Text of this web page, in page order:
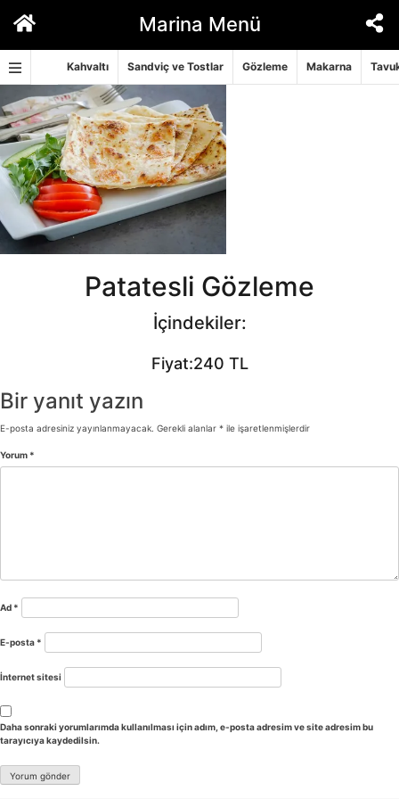
Marina Menü
Kahvaltı Sandviç ve Tostlar Gözleme Makarna
Patatesli Gözleme
İçindekiler:
Fiyat:240 TL
Bir yanıt yazın
E-posta adresiniz yayınlanmayacak. Gerekli alanlar * ile işaretlenmişlerdir
Yorum *
Ad *
E-posta *
İnternet sitesi
Daha sonraki yorumlarımda kullanılması için adım, e-posta adresim ve site adresim bu
tarayıcıya kaydedilsin.